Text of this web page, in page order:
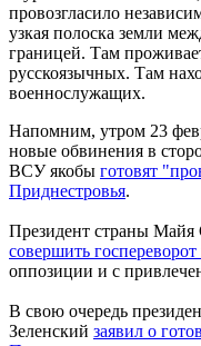
провозгласило
узкая полоска земли
границей. Там
русскоязычных. Там
военнослужащих.
Напомним, утром 23
новые обвинения в
ВСУ якобы готовят
Приднестровья.
Президент страны Майя
совершить
оппозиции и с
В свою очередь
Зеленский заявил о